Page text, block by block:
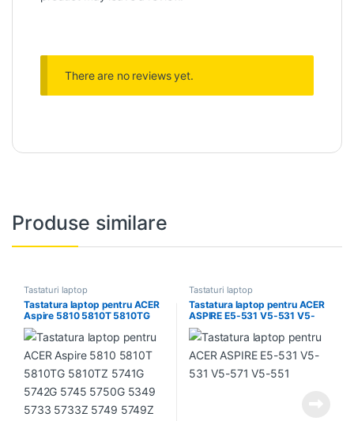
There are no reviews yet.
Produse similare
Tastaturi laptop
Tastatura laptop pentru ACER
Aspire 5810 5810T 5810TG
5810TZ 5741G 5742G 5745
5750G 5349 5733 5733Z
5749 5749Z
Tastaturi laptop
Tastatura laptop pentru ACER
ASPIRE E5-531 V5-531 V5-
571 V5-551